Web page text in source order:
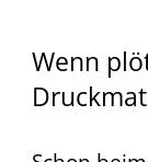
Wenn